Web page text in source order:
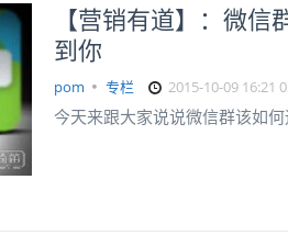
【营销有道】：微
到你
pom 专栏 2015-10-09 16:21
今天来跟大家说说微信群该如